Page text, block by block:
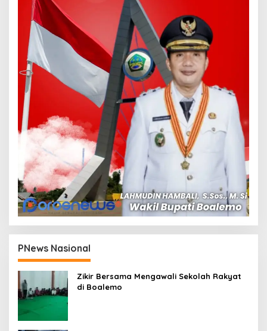
PNews Nasional
Zikir Bersama Mengawali Sekolah Rakyat
di Boalemo